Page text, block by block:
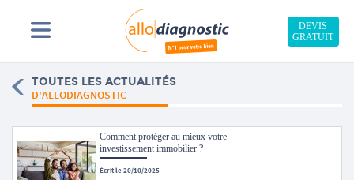
DEVIS
GRATUIT
TOUTES LES ACTUALITÉS
D'ALLODIAGNOSTIC
Comment protéger au mieux votre
investissement immobilier ?
Écrit le 20/10/2025